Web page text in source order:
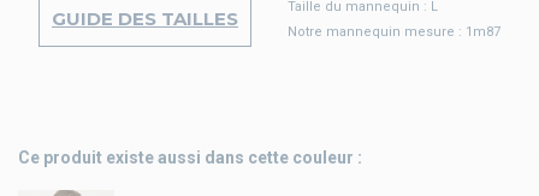
GUIDE DES TAILLES
Taille du mannequin : L
Notre mannequin mesure : 1m87
Ce produit existe aussi dans cette couleur :